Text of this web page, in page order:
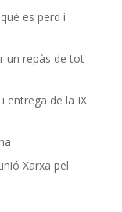
es perd i
un repàs de tot
entrega de la IX
Xarxa pel